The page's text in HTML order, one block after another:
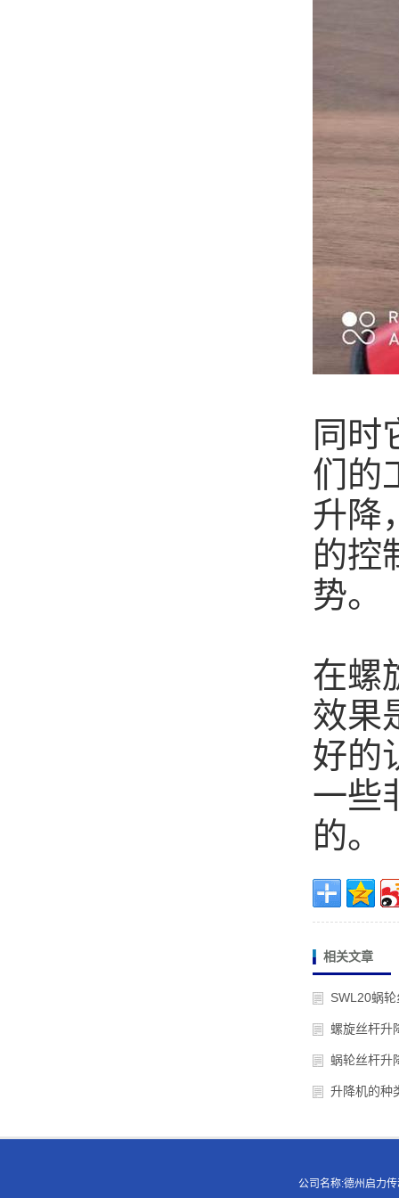
同时
们的
升降
的控
势。
在螺
效果
好的
一些
的。
相关文章
SWL20蜗
螺旋丝杆升
蜗轮丝杆升
升降机的种
公司名称:德州启力